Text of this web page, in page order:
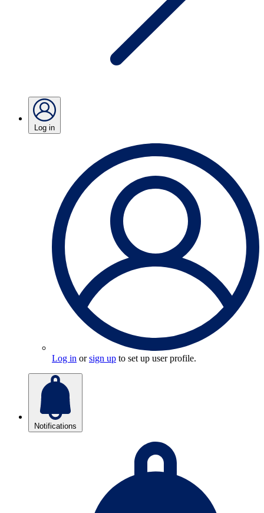
Log in
Log in orsign up to set up user profile.
Notifications